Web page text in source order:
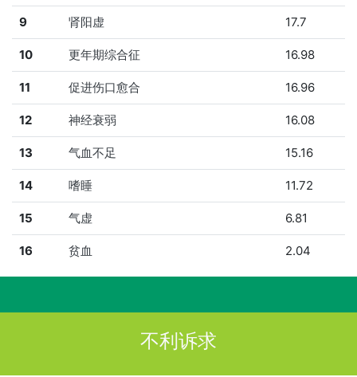
9 肾阳虚 17.7
10 更年期综合征 16.98
11 促进伤口愈合 16.96
12 神经衰弱 16.08
13 气血不足 15.16
14 嗜睡 11.72
15 气虚 6.81
16 贫血 2.04
不利诉求